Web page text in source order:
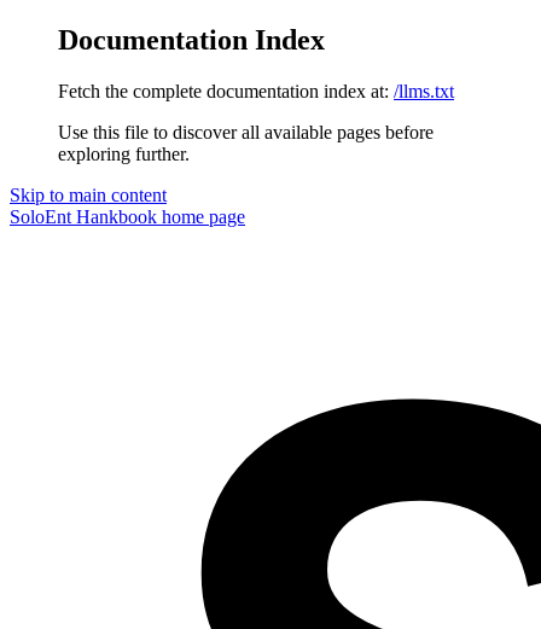
Documentation Index
Fetch the complete documentation index at: /llms.txt
Use this file to discover all available pages before
exploring further.
Skip to main content
SoloEnt Hankbook home page